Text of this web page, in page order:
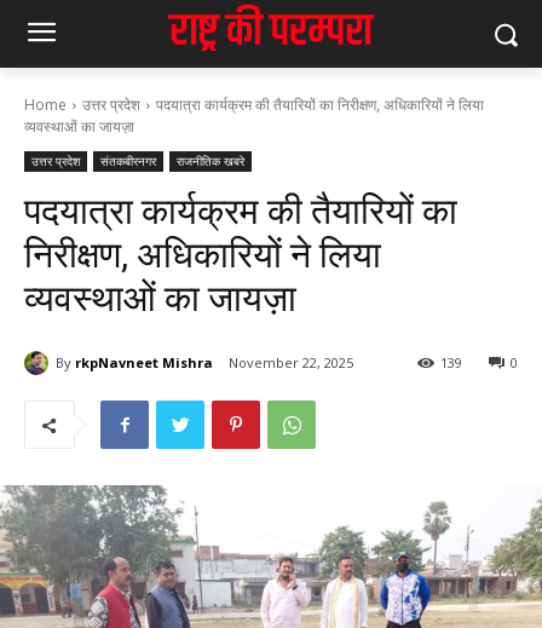
Home उत्तर प्रदेश
पदयात्रा कार्यक्रम की तैयारियों का निरीक्षण, अधिकारियों ने लिया
व्यवस्थाओं का जायज़ा
उत्तर प्रदेश संतकबीरनगर राजनीतिक खबरे
पदयात्रा कार्यक्रम की तैयारियों का
निरीक्षण, अधिकारियों ने लिया
व्यवस्थाओं का जायज़ा
By rkpNavneet Mishra November 22, 2025 0
139